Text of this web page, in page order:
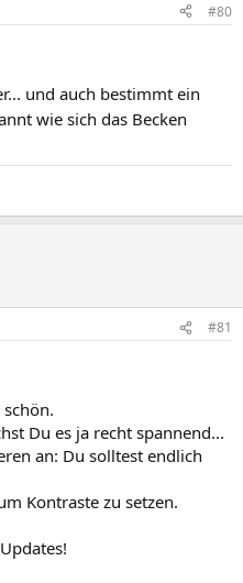
#80
und auch bestimmt ein
wie sich das Becken
#81
Du es ja recht spannend...
an: Du solltest endlich
Kontraste zu setzen.